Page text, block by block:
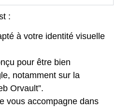
:
à votre identité visuelle
pour être bien
notamment sur la
Orvault”.
vous accompagne dans